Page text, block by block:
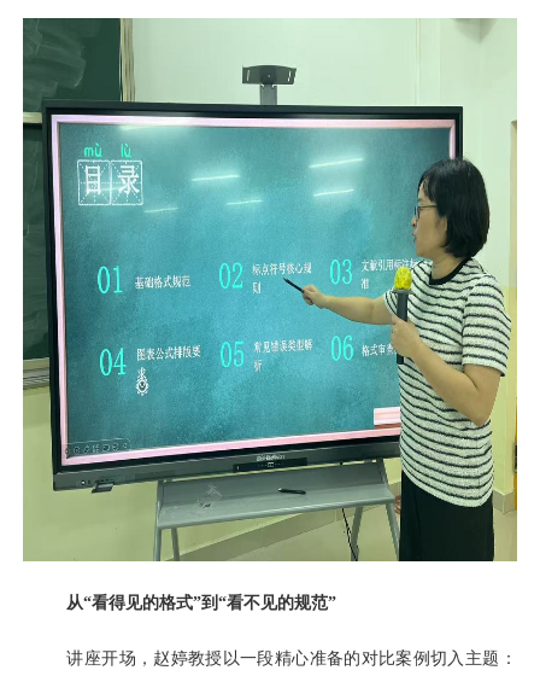
从“看得见的格式”到“看不见的规范”
讲座开场， 赵婷教授以一段精心准备的对比案例切入主题：